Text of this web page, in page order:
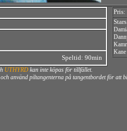
Speltid: 90min
UTHYRD kan inte köpas för tillfället.
använd piltangenterna på tangentbordet för att